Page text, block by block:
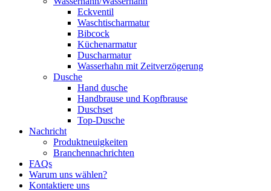
Eckventil
Waschtischarmatur
Bibcock
Küchenarmatur
Duscharmatur
Wasserhahn mit Zeitverzögerung
Dusche
Hand dusche
Handbrause und Kopfbrause
Duschset
Top-Dusche
Nachricht
Produktneuigkeiten
Branchennachrichten
FAQs
Warum uns wählen?
Kontaktiere uns